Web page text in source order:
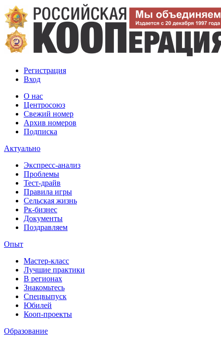
Регистрация
Вход
О нас
Центросоюз
Свежий номер
Архив номеров
Подписка
Актуально
Экспресс-анализ
Проблемы
Тест-драйв
Правила игры
Сельская жизнь
Рк-бизнес
Документы
Поздравляем
Опыт
Мастер-класс
Лучшие практики
В регионах
Знакомьтесь
Спецвыпуск
Юбилей
Кооп-проекты
Образование